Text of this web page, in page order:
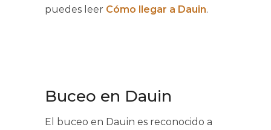
puedes leer Cómo llegar a Dauin.
Buceo en Dauin
El buceo en Dauin es reconocido a